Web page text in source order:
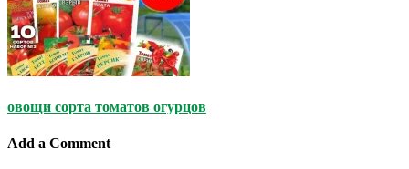
овощи сорта томатов огурцов
Add a Comment